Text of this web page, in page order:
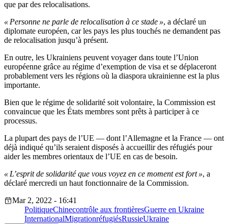
que par des relocalisations.
« Personne ne parle de relocalisation à ce stade », a déclaré un
diplomate européen, car les pays les plus touchés ne demandent pas
de relocalisation jusqu’à présent.
En outre, les Ukrainiens peuvent voyager dans toute l’Union
européenne grâce au régime d’exemption de visa et se déplaceront
probablement vers les régions où la diaspora ukrainienne est la plus
importante.
Bien que le régime de solidarité soit volontaire, la Commission est
convaincue que les États membres sont prêts à participer à ce
processus.
La plupart des pays de l’UE — dont l’Allemagne et la France — ont
déjà indiqué qu’ils seraient disposés à accueillir des réfugiés pour
aider les membres orientaux de l’UE en cas de besoin.
« L’esprit de solidarité que vous voyez en ce moment est fort », a
déclaré mercredi un haut fonctionnaire de la Commission.
Mar 2, 2022 - 16:41
PolitiqueChinecontrôle aux frontièresGuerre en Ukraine
InternationalMigrationréfugiésRussieUkraine